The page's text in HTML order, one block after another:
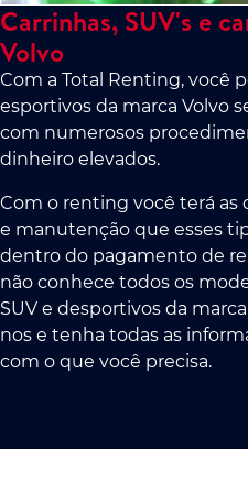
Carrinhas, SUV's e
Volvo
Com a Total Renting, você
esportivos da marca Volvo
com numerosos
dinheiro elevados.
Com o renting você terá as
e manutenção que esses
dentro do pagamento de
não conhece todos os
SUV e desportivos da
nos e tenha todas as
com o que você precisa.